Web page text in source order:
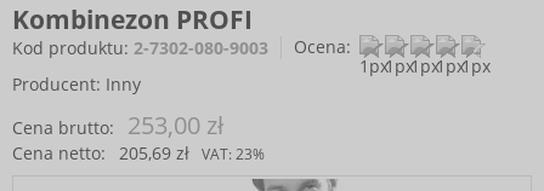
Kombinezon PROFI
Kod produktu: 2-7302-080-9003
Ocena:
Producent: Inny
Cena brutto:
253,00 zł
Cena netto: 205,69 zł VAT: 23%